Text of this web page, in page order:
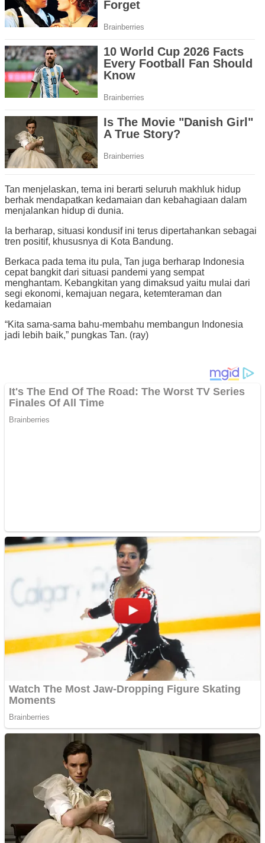
Tan menjelaskan, tema ini berarti seluruh makhluk hidup
berhak mendapatkan kedamaian dan kebahagiaan dalam
menjalankan hidup di dunia.
Ia berharap, situasi kondusif ini terus dipertahankan sebagai
tren positif, khususnya di Kota Bandung.
Berkaca pada tema itu pula, Tan juga berharap Indonesia
cepat bangkit dari situasi pandemi yang sempat
menghantam. Kebangkitan yang dimaksud yaitu mulai dari
segi ekonomi, kemajuan negara, ketemteraman dan
kedamaian
“Kita sama-sama bahu-membahu membangun Indonesia
jadi lebih baik,” pungkas Tan. (ray)